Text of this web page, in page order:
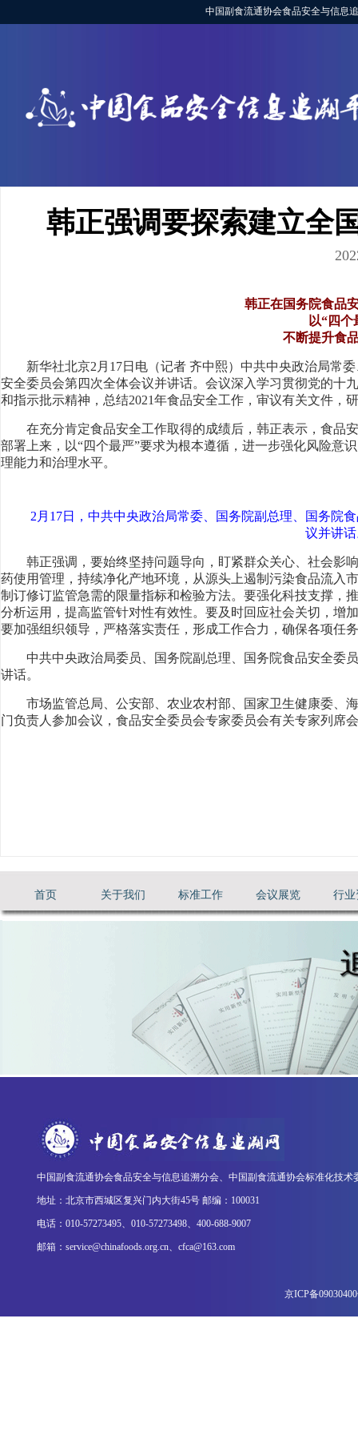
中国副食流通协会食品安全与信息
韩正强调要探索建立全
韩正在国务院食品
以“四
不断提升食
新华社北京2月17日电（记者 齐中熙）中共中央政治局常
安全委员会第四次全体会议并讲话。会议深入学习贯彻党的十
和指示批示精神，总结2021年食品安全工作，审议有关文件，
在充分肯定食品安全工作取得的成绩后，韩正表示，食品
部署上来，以“四个最严”要求为根本遵循，进一步强化风险意
理能力和治理水平。
2月17日，中共中央政治局常委、国务院副总理、国务院
议并讲
韩正强调，要始终坚持问题导向，盯紧群众关心、社会影
药使用管理，持续净化产地环境，从源头上遏制污染食品流入
制订修订监管急需的限量指标和检验方法。要强化科技支撑，
分析运用，提高监管针对性有效性。要及时回应社会关切，增
要加强组织领导，严格落实责任，形成工作合力，确保各项任
中共中央政治局委员、国务院副总理、国务院食品安全委
讲话。
市场监管总局、公安部、农业农村部、国家卫生健康委、
门负责人参加会议，食品安全委员会专家委员会有关专家列席
首页 关于我们 标准工作 会议展览 行业
中国副食流通协会食品安全与信息追溯分会、中国副食流通协会标准化技
地址：北京市西城区复兴门内大街45号 邮编：100031
电话：010-57273495、010-57273498、400-688-9007
邮箱：service@chinafoods.org.cn、cfca@163.com
京ICP备